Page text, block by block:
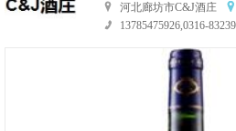
河北廊坊市C&J酒庄
13785475926,0316-